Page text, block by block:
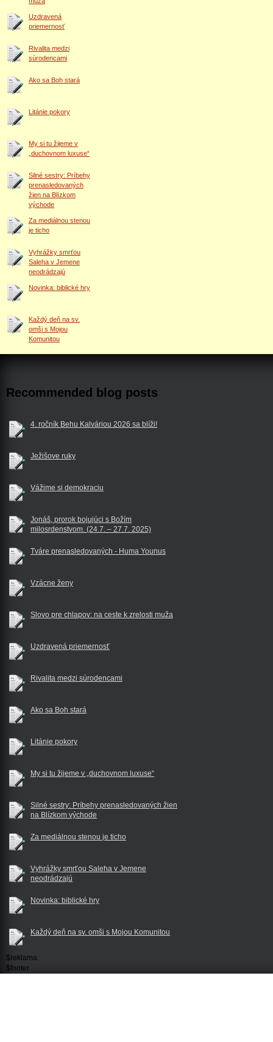
Uzdravená
priemernosť
Rivalita medzi
súrodencami
Ako sa Boh stará
Litánie pokory
My si tu žijeme v
„duchovnom luxuse“
Silné sestry: Príbehy
prenasledovaných
žien na Blízkom
východe
Za mediálnou stenou
je ticho
Vyhrážky smrťou
Saleha v Jemene
neodrádzajú
Novinka: biblické hry
Každý deň na sv.
omši s Mojou
Komunitou
Recommended blog posts
4. ročník Behu Kalváriou 2026 sa blíži!
Ježišove ruky
Vážime si demokraciu
Jonáš, prorok bojujúci s Božím
milosrdenstvom. (24.7. – 27.7. 2025)
Tváre prenasledovaných - Huma Younus
Vzácne ženy
Slovo pre chlapov: na ceste k zrelosti muža
Uzdravená priemernosť
Rivalita medzi súrodencami
Ako sa Boh stará
Litánie pokory
My si tu žijeme v „duchovnom luxuse“
Silné sestry: Príbehy prenasledovaných žien
na Blízkom východe
Za mediálnou stenou je ticho
Vyhrážky smrťou Saleha v Jemene
neodrádzajú
Novinka: biblické hry
Každý deň na sv. omši s Mojou Komunitou
$reklama
$footer